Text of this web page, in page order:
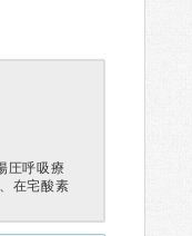
圧呼吸療
在宅酸素